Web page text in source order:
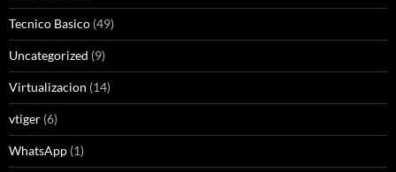
Tecnico Basico (49)
Uncategorized (9)
Virtualizacion (14)
vtiger (6)
WhatsApp (1)